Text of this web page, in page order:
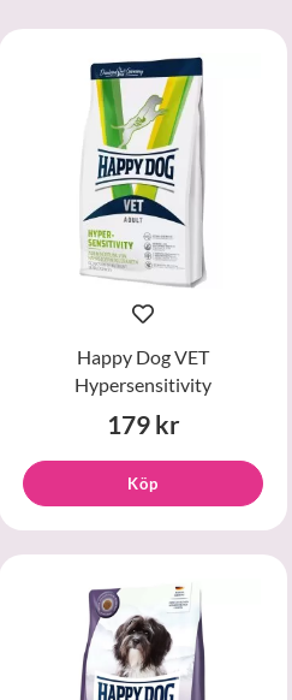
Happy Dog VET
Hypersensitivity
179 kr
Köp